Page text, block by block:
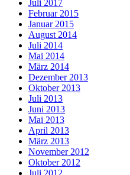
Juli 2017
Februar 2015
Januar 2015
August 2014
Juli 2014
Mai 2014
März 2014
Dezember 2013
Oktober 2013
Juli 2013
Juni 2013
Mai 2013
April 2013
März 2013
November 2012
Oktober 2012
Juli 2012